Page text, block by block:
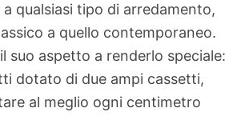
qualsiasi tipo di arredamento,
a quello contemporaneo.
suo aspetto a renderlo speciale:
dotato di due ampi cassetti,
al meglio ogni centimetro